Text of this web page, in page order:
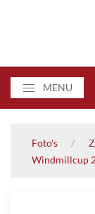
MENU
Foto's
Windmillcup